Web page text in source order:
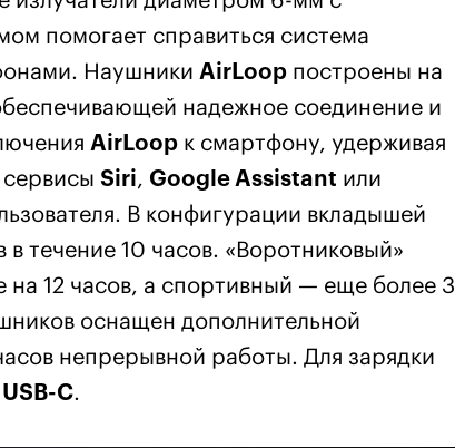
помогает справиться система
Наушники AirLoop построены на
надежное соединение и
AirLoop к смартфону, удерживая
Siri, Google Assistant или
В конфигурации вкладышей
течение 10 часов. «Воротниковый»
12 часов, а спортивный — еще более 3
оснащен дополнительной
непрерывной работы. Для зарядки
USB-C.